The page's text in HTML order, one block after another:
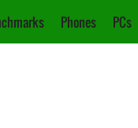
Phones PCs